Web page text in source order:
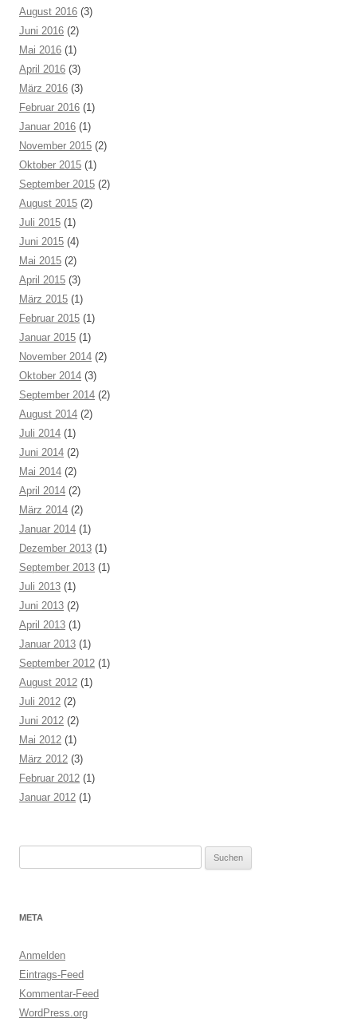
August 2016 (3)
Juni 2016 (2)
Mai 2016 (1)
April 2016 (3)
März 2016 (3)
Februar 2016 (1)
Januar 2016 (1)
November 2015 (2)
Oktober 2015 (1)
September 2015 (2)
August 2015 (2)
Juli 2015 (1)
Juni 2015 (4)
Mai 2015 (2)
April 2015 (3)
März 2015 (1)
Februar 2015 (1)
Januar 2015 (1)
November 2014 (2)
Oktober 2014 (3)
September 2014 (2)
August 2014 (2)
Juli 2014 (1)
Juni 2014 (2)
Mai 2014 (2)
April 2014 (2)
März 2014 (2)
Januar 2014 (1)
Dezember 2013 (1)
September 2013 (1)
Juli 2013 (1)
Juni 2013 (2)
April 2013 (1)
Januar 2013 (1)
September 2012 (1)
August 2012 (1)
Juli 2012 (2)
Juni 2012 (2)
Mai 2012 (1)
März 2012 (3)
Februar 2012 (1)
Januar 2012 (1)
META
Anmelden
Eintrags-Feed
Kommentar-Feed
WordPress.org